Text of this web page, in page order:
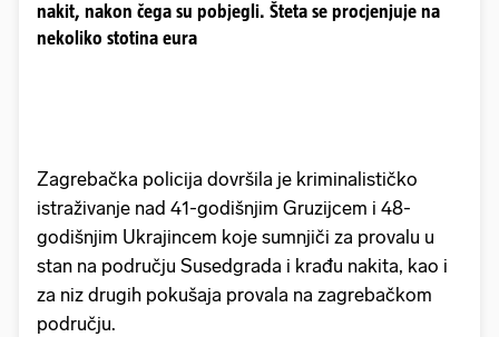
nakit, nakon čega su pobjegli. Šteta se procjenjuje na
nekoliko stotina eura
Zagrebačka policija dovršila je kriminalističko
istraživanje nad 41-godišnjim Gruzijcem i 48-
godišnjim Ukrajincem koje sumnjiči za provalu u
stan na području Susedgrada i krađu nakita, kao i
za niz drugih pokušaja provala na zagrebačkom
području.